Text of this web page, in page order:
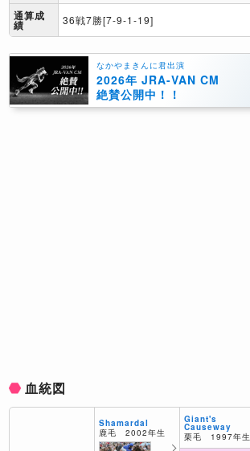
通算成
績 36戦7勝[7-9-1-19]
なかやまきんに君出演
2026年 JRA-VAN CM
絶賛公開中！！
血統図
Shamardal
鹿毛 2002年生
Giant's
Causeway
栗毛 1997年生